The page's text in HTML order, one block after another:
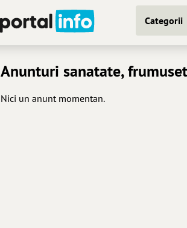
Categorii
Anunturi sanatate,
Nici un anunt momentan.